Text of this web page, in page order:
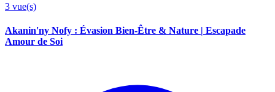
3 vue(s)
Akanin'ny Nofy : Évasion Bien-Être & Nature | Escapade
Amour de Soi